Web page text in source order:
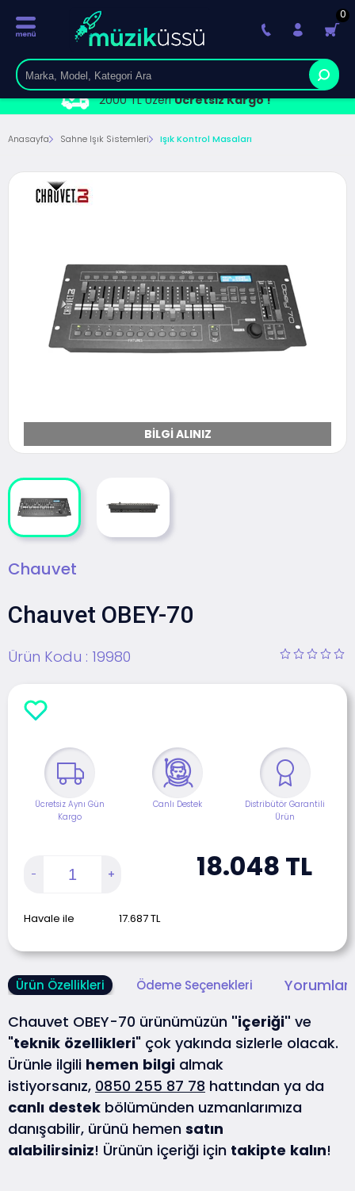
2000 TL ÜzeriÜcretsiz Kargo !
0
Anasayfa Sahne Işık Sistemleri Işık Kontrol Masaları
BILGI ALINIZ
Chauvet
Chauvet OBEY-70
Ürün Kodu : 19980
Ücretsiz Aynı Gün
Kargo
Canlı Destek
Distribütör Garantili
Ürün
18.048 TL
Havale ile 17.687TL
Ürün Özellikleri Ödeme Seçenekleri
Chauvet OBEY-70 ürünümüzün "içeriği" ve
"teknik özellikleri" çok yakında sizlerle olacak.
Ürünle ilgili hemen bilgi almak
istiyorsanız, 0850 255 87 78 hattından ya da
canlı destek bölümünden uzmanlarımıza
danışabilir, ürünü hemen satın
alabilirsiniz! Ürünün içeriği için takipte kalın!